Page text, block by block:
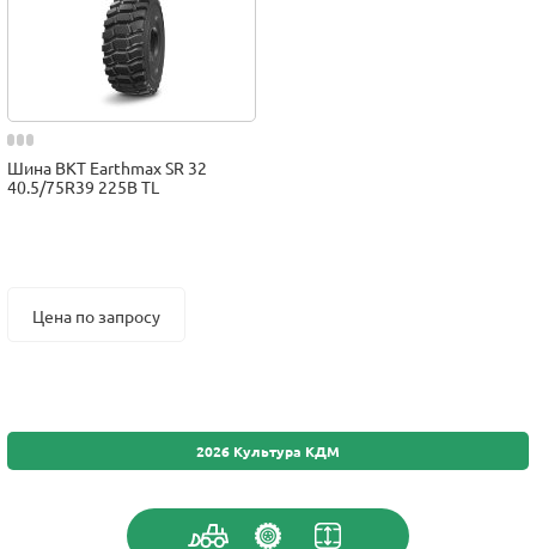
Шина BKT Earthmax SR 32
40.5/75R39 225B TL
Цена по запросу
2026 Культура КДМ